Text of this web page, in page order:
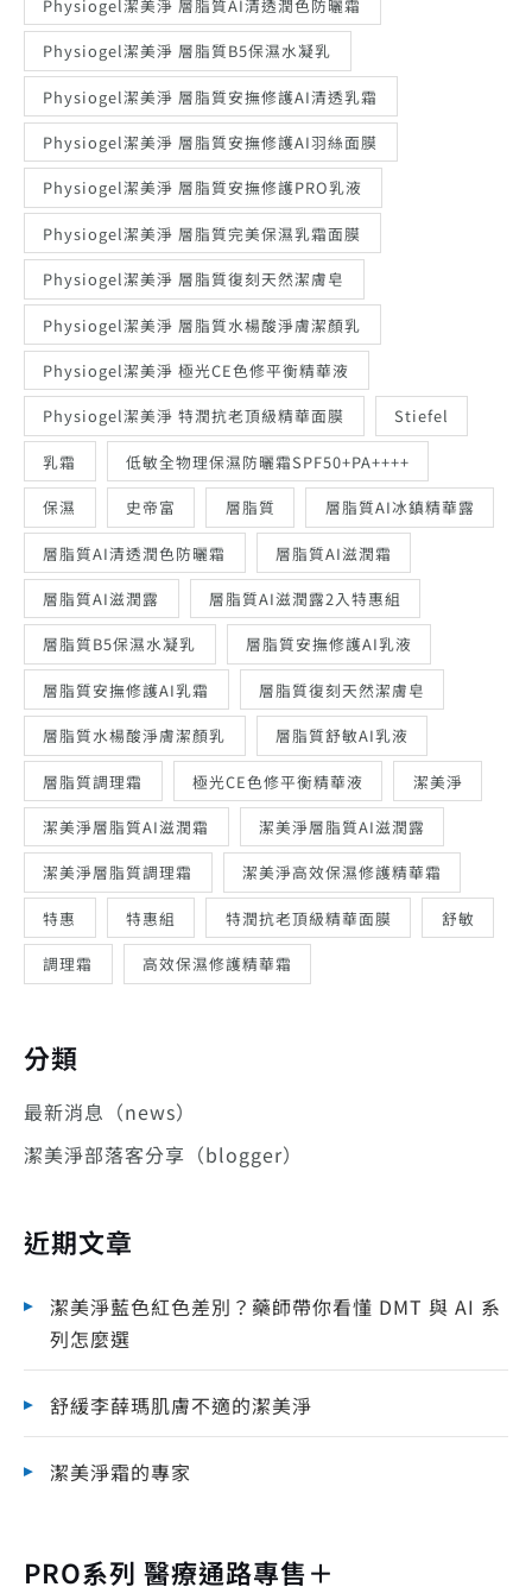
Physiogel潔美淨 層脂質AI清透潤色防曬霜
Physiogel潔美淨 層脂質B5保濕水凝乳
Physiogel潔美淨 層脂質安撫修護AI清透乳霜
Physiogel潔美淨 層脂質安撫修護AI羽絲面膜
Physiogel潔美淨 層脂質安撫修護PRO乳液
Physiogel潔美淨 層脂質完美保濕乳霜面膜
Physiogel潔美淨 層脂質復刻天然潔膚皂
Physiogel潔美淨 層脂質水楊酸淨膚潔顏乳
Physiogel潔美淨 極光CE色修平衡精華液
Physiogel潔美淨 特潤抗老頂級精華面膜 Stiefel
乳霜 低敏全物理保濕防曬霜SPF50+PA++++
保濕 史帝富 層脂質 層脂質AI冰鎮精華露
層脂質AI清透潤色防曬霜 層脂質AI滋潤霜
層脂質AI滋潤露 層脂質AI滋潤露2入特惠組
層脂質B5保濕水凝乳 層脂質安撫修護AI乳液
層脂質安撫修護AI乳霜 層脂質復刻天然潔膚皂
層脂質水楊酸淨膚潔顏乳 層脂質舒敏AI乳液
層脂質調理霜 極光CE色修平衡精華液 潔美淨
潔美淨層脂質AI滋潤霜 潔美淨層脂質AI滋潤露
潔美淨層脂質調理霜 潔美淨高效保濕修護精華霜
特惠 特惠組 特潤抗老頂級精華面膜 舒敏
調理霜 高效保濕修護精華霜
分類
最新消息（news）
潔美淨部落客分享（blogger）
近期文章
潔美淨藍色紅色差別？藥師帶你看懂 DMT 與 AI 系
列怎麼選
舒緩李薛瑪肌膚不適的潔美淨
潔美淨霜的專家
PRO系列 醫療通路專售＋